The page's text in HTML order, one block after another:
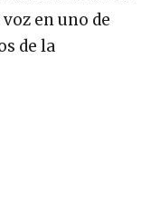
en uno de
de la